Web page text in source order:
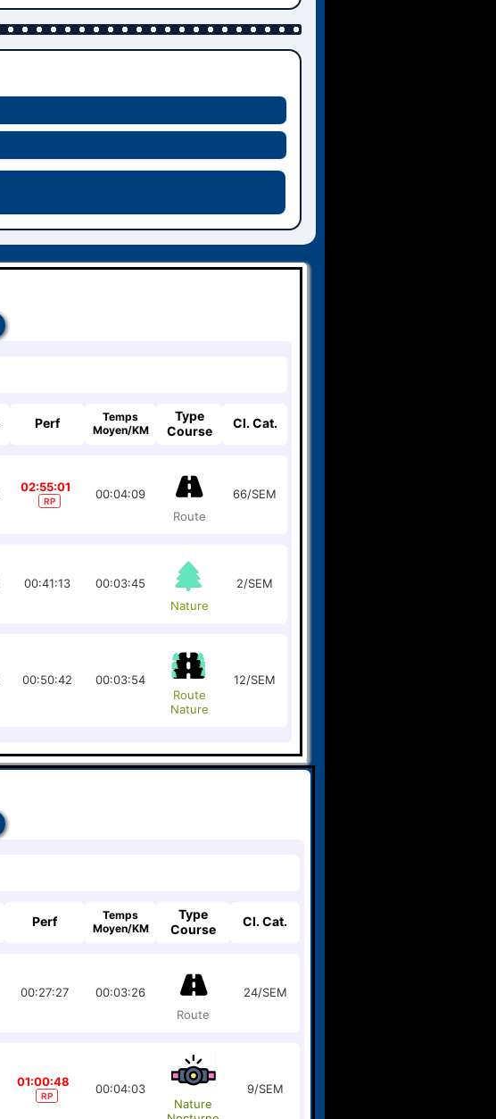
Perf
Temps
Moyen/KM
Type
Course
Cl. Cat.
02:55:01
RP
00:04:09
Route
66/SEM
00:41:13
00:03:45
Nature
2/SEM
00:50:42
00:03:54
Route
Nature
12/SEM
Perf
Temps
Moyen/KM
Type
Course
Cl. Cat.
00:27:27
00:03:26
Route
24/SEM
01:00:48
RP
00:04:03
Nature
9/SEM